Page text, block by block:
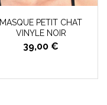
MASQUE PETIT CHAT
VINYLE NOIR
39,00 €